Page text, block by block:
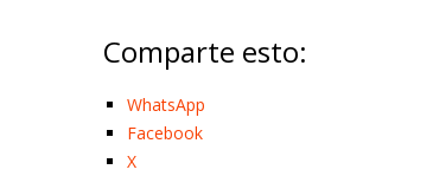
Comparte esto:
WhatsApp
Facebook
X